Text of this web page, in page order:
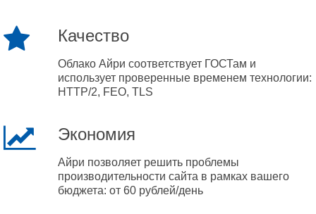
Качество
Облако Айри соответствует ГОСТам и
использует проверенные временем технологии:
HTTP/2, FEO, TLS
Экономия
Айри позволяет решить проблемы
производительности сайта в рамках вашего
бюджета: от 60 рублей/день